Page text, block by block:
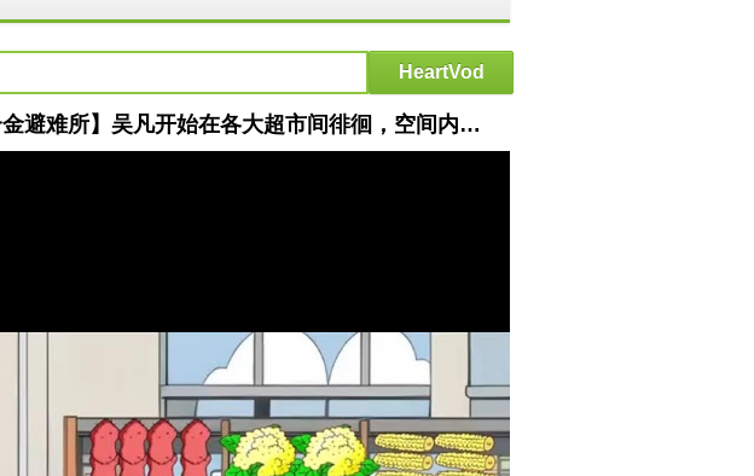
HeartVod : [MULTI SUB]末世动画【末世天灾，我提前打造钛合金避难所】吴凡开始在各大超市间徘徊，空间内的物资逐渐填满，可这些远远不够！ #沙雕轻漫 #SDQM